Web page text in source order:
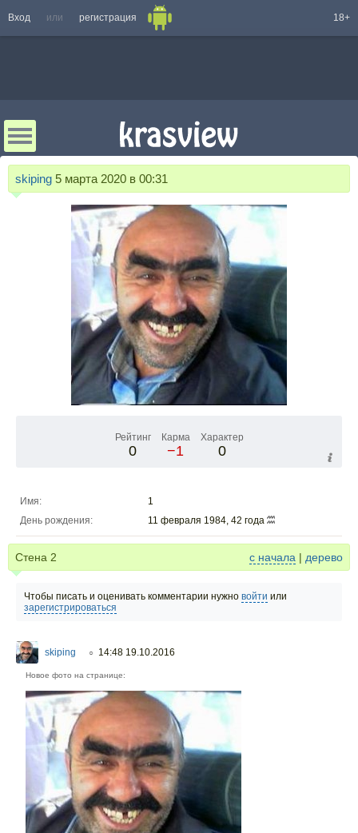
Вход или регистрация 18+
skiping 5 марта 2020 в 00:31
Рейтинг
0
Карма
−1
Характер
0
Имя:
1
День рождения:
11 февраля 1984, 42 года
Стена 2 с начала | дерево
Чтобы писать и оценивать комментарии нужно войти или
зарегистрироваться
skiping ○ 14:48 19.10.2016
Новое фото на странице: